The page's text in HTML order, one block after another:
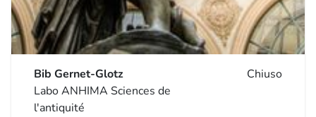
Bib Gernet-Glotz
Labo ANHIMA Sciences de
l'antiquité
Chiuso